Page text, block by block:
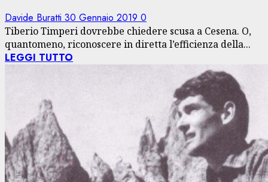
Davide Buratti 30 Gennaio 2019 0
Tiberio Timperi dovrebbe chiedere scusa a Cesena. O,
quantomeno, riconoscere in diretta l’efficienza della...
LEGGI TUTTO